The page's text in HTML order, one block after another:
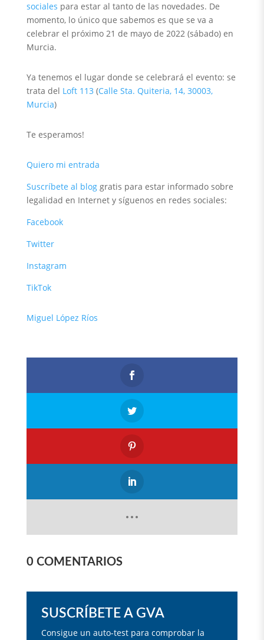
sociales para estar al tanto de las novedades. De
momento, lo único que sabemos es que se va a
celebrar el próximo 21 de mayo de 2022 (sábado) en
Murcia.
Ya tenemos el lugar donde se celebrará el evento: se
trata del Loft 113(Calle Sta. Quiteria, 14, 30003,
Murcia)
Te esperamos!
Quiero mi entrada
Suscríbete al bloggratis para estar informado sobre
legalidad en Internet y síguenos en redes sociales:
Facebook
Twitter
Instagram
TikTok
Miguel López Ríos
0 COMENTARIOS
SUSCRÍBETE A GVA
Consigue un auto-test para comprobar la